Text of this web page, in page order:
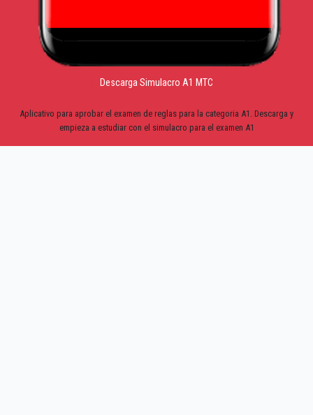
Descarga Simulacro A1 MTC
Aplicativo para aprobar el examen de reglas para la categoria A1. Descarga y
empieza a estudiar con el simulacro para el examen A1